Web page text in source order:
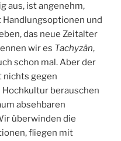
aus, ist angenehm,
Handlungsoptionen und
das neue Zeitalter
wir es Tachyzän,
schon mal. Aber der
nichts gegen
berauschen
absehbaren
überwinden die
fliegen mit